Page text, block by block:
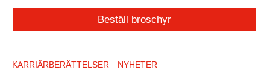
Beställ broschyr
KARRIÄRBERÄTTELSER NYHETER